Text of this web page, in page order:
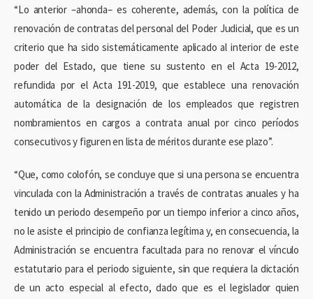
“Lo anterior –ahonda– es coherente, además, con la política de
renovación de contratas del personal del Poder Judicial, que es un
criterio que ha sido sistemáticamente aplicado al interior de este
poder del Estado, que tiene su sustento en el Acta 19-2012,
refundida por el Acta 191-2019, que establece una renovación
automática de la designación de los empleados que registren
nombramientos en cargos a contrata anual por cinco períodos
consecutivos y figuren en lista de méritos durante ese plazo”.
“Que, como colofón, se concluye que si una persona se encuentra
vinculada con la Administración a través de contratas anuales y ha
tenido un periodo desempeño por un tiempo inferior a cinco años,
no le asiste el principio de confianza legítima y, en consecuencia, la
Administración se encuentra facultada para no renovar el vínculo
estatutario para el periodo siguiente, sin que requiera la dictación
de un acto especial al efecto, dado que es el legislador quien